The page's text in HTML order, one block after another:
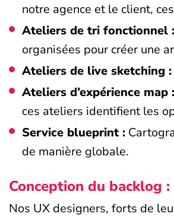
notre agence et le client,
Ateliers de tri fonctionnel :
organisées pour créer une
Ateliers de live sketching :
Ateliers d’expérience map :
ces ateliers identifient les
Service blueprint :
de manière globale.
Conception du backlog :
Nos UX designers, forts de